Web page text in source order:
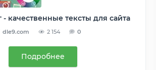
качественные тексты для сайта
dle9.com 2 154 0
Подробнее